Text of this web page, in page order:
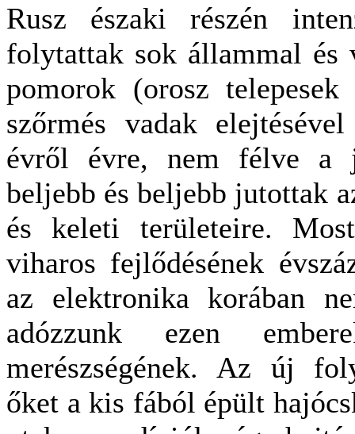
Rusz északi részén
folytattak sok állammal és
pomorok (orosz
szőrmés vadak
évről évre, nem félve a
beljebb és beljebb jutottak
és keleti területeire.
viharos fejlődésének
az elektronika korában
adózzunk ezen
merészségének. Az új
őket a kis fából épült